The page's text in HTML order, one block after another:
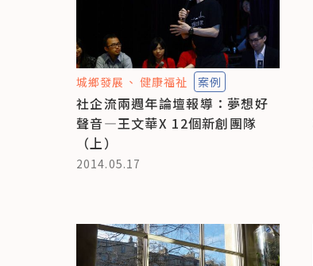
城鄉發展 健康福祉 案例
社企流兩週年論壇報導：夢想好
聲音—王文華X 12個新創團隊
（上）
2014.05.17